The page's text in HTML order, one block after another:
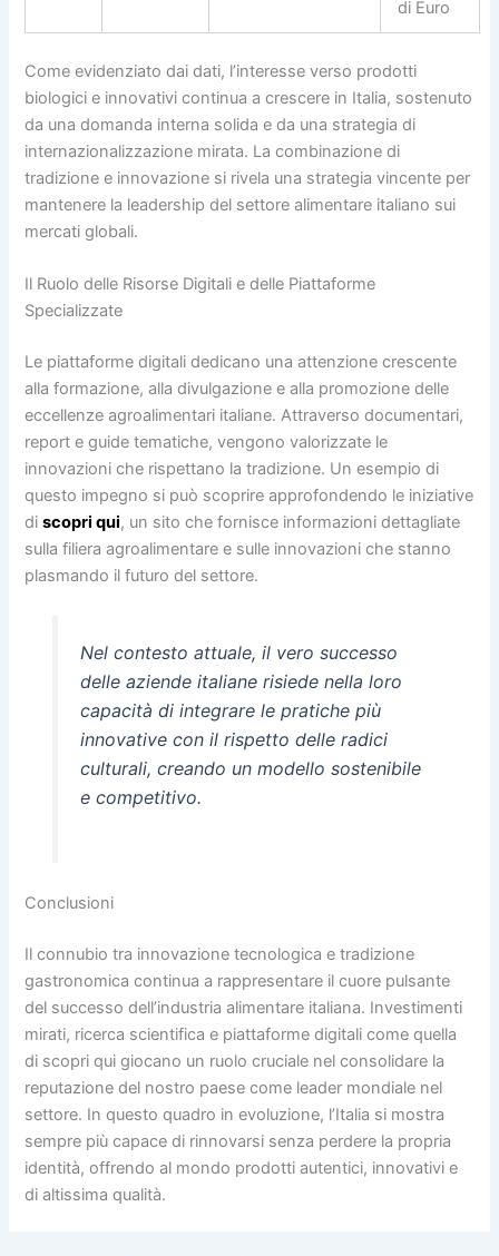
di Euro
Come evidenziato dai dati, l’interesse verso prodotti
biologici e innovativi continua a crescere in Italia, sostenuto
da una domanda interna solida e da una strategia di
internazionalizzazione mirata. La combinazione di
tradizione e innovazione si rivela una strategia vincente per
mantenere la leadership del settore alimentare italiano sui
mercati globali.
Il Ruolo delle Risorse Digitali e delle Piattaforme
Specializzate
Le piattaforme digitali dedicano una attenzione crescente
alla formazione, alla divulgazione e alla promozione delle
eccellenze agroalimentari italiane. Attraverso documentari,
report e guide tematiche, vengono valorizzate le
innovazioni che rispettano la tradizione. Un esempio di
questo impegno si può scoprire approfondendo le iniziative
discopri qui, un sito che fornisce informazioni dettagliate
sulla filiera agroalimentare e sulle innovazioni che stanno
plasmando il futuro del settore.
Nel contesto attuale, il vero successo
delle aziende italiane risiede nella loro
capacità di integrare le pratiche più
innovative con il rispetto delle radici
culturali, creando un modello sostenibile
e competitivo.
Conclusioni
Il connubio tra innovazione tecnologica e tradizione
gastronomica continua a rappresentare il cuore pulsante
del successo dell’industria alimentare italiana. Investimenti
mirati, ricerca scientifica e piattaforme digitali come quella
di scopri qui giocano un ruolo cruciale nel consolidare la
reputazione del nostro paese come leader mondiale nel
settore. In questo quadro in evoluzione, l’Italia si mostra
sempre più capace di rinnovarsi senza perdere la propria
identità, offrendo al mondo prodotti autentici, innovativi e
di altissima qualità.